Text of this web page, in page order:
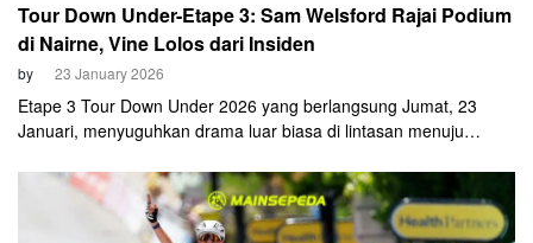
Tour Down Under-Etape 3: Sam Welsford Rajai Podium
di Nairne, Vine Lolos dari Insiden
by 23 January 2026
Etape 3 Tour Down Under 2026 yang berlangsung Jumat, 23
Januari, menyuguhkan drama luar biasa di lintasan menuju
sebagai pemenang setelah memenangi adu sprint sengit di garis
finis. Sementara, pemimpin GC Jay Vine terselamatkan dari
insiden kecelakaan jelang finish.